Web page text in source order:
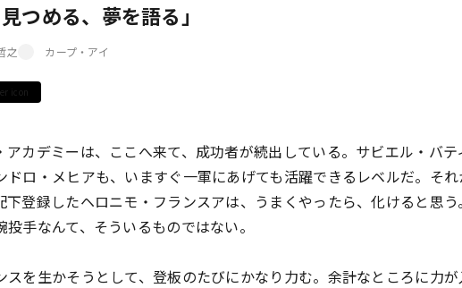
つめる、夢を語る」
之 カープ・アイ
カデミーは、ここへ来て、成功者が続出している。サビエル・バテ
ロ・メヒアも、いますぐ一軍にあげても活躍できるレベルだ。それ
下登録したヘロニモ・フランスアは、うまくやったら、化けると思
手なんて、そういるものではない。
を生かそうとして、登板のたびにかなり力む。余計なところに力が